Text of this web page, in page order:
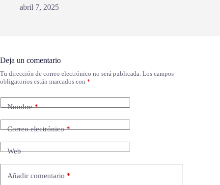
abril 7, 2025
Deja un comentario
Tu dirección de correo electrónico no será publicada. Los campos
obligatorios están marcados con *
Nombre*
Correo electrónico*
Web
Añadir comentario *